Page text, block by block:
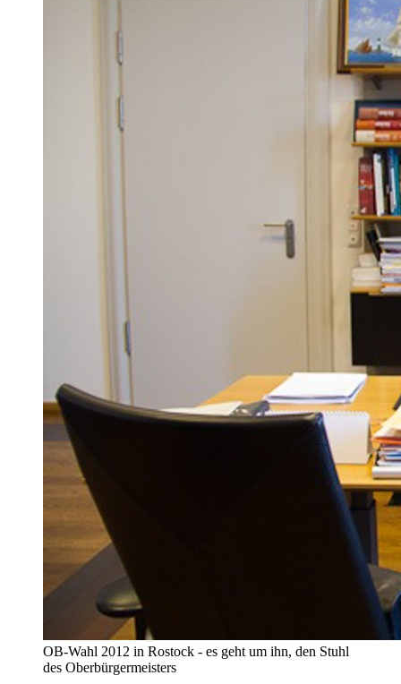
OB-Wahl 2012 in Rostock - es geht um ihn, den Stuhl
des Oberbürgermeisters